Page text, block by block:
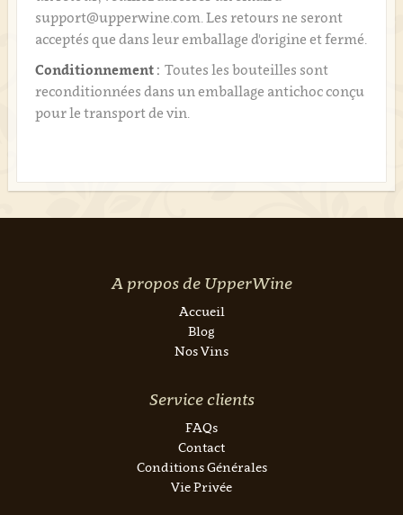
support@upperwine.com. Les retours ne seront
acceptés que dans leur emballage d'origine et fermé.
Conditionnement : Toutes les bouteilles sont
reconditionnées dans un emballage antichoc conçu
pour le transport de vin.
A propos de UpperWine
Accueil
Blog
Nos Vins
Service clients
FAQs
Contact
Conditions Générales
Vie Privée